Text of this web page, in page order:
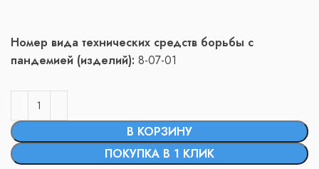
Номер вида технических средств борьбы с
пандемией (изделий): 8-07-01
В КОРЗИНУ
ПОКУПКА В 1 КЛИК